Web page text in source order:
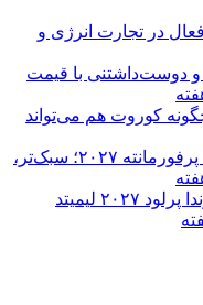
در تجارت انرژی و
موش کوچک و دوست‌داشتنی با قیمت
کوروت هم می‌تواند
رونمایی از لامبورگینی اوروس SE پرفورمانته ۲۰۲۷؛ سبک‌تر،
شاهکار جدید ژاپنی؛ رونمایی از هوندا پرلود ۲۰۲۷ لیمیتد